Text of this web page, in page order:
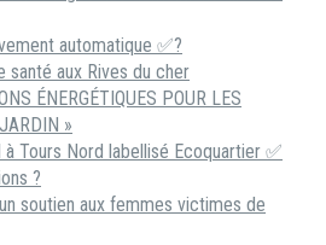
automatique ✅?
santé aux Rives du cher
ÉNERGÉTIQUES POUR LES
»
Tours Nord labellisé Ecoquartier ✅
?
soutien aux femmes victimes de